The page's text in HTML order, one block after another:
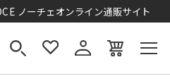
ノーチェオンライン通販サイト